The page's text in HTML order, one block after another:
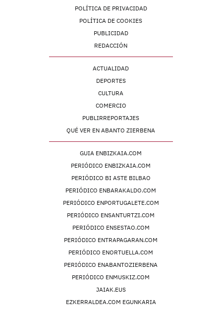
POLÍTICA DE PRIVACIDAD
POLÍTICA DE COOKIES
PUBLICIDAD
REDACCIÓN
ACTUALIDAD
DEPORTES
CULTURA
COMERCIO
PUBLIRREPORTAJES
QUÉ VER EN ABANTO ZIERBENA
GUIA ENBIZKAIA.COM
PERIÓDICO ENBIZKAIA.COM
PERIÓDICO BI ASTE BILBAO
PERIÓDICO ENBARAKALDO.COM
PERIÓDICO ENPORTUGALETE.COM
PERIÓDICO ENSANTURTZI.COM
PERIÓDICO ENSESTAO.COM
PERIÓDICO ENTRAPAGARAN.COM
PERIÓDICO ENORTUELLA.COM
PERIÓDICO ENABANTOZIERBENA
PERIÓDICO ENMUSKIZ.COM
JAIAK.EUS
EZKERRALDEA.COM EGUNKARIA